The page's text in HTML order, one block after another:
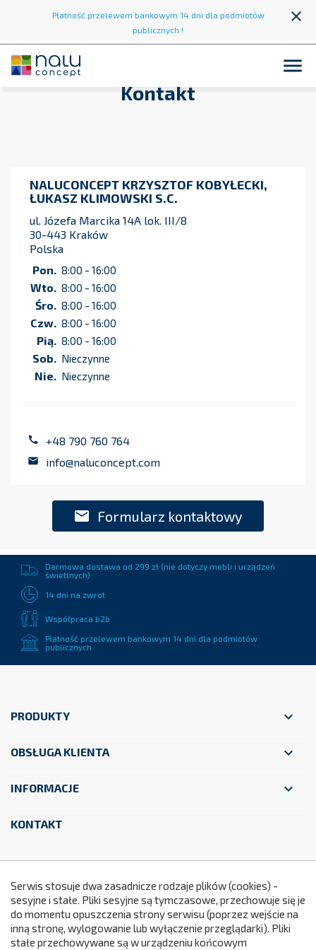
Płatność przelewem bankowym 14 dni dla podmiotów
publicznych !
close

Kontakt
NALUCONCEPT KRZYSZTOF KOBYŁECKI,
ŁUKASZ KLIMOWSKI S.C.
ul. Józefa Marcika 14A lok. III/8
30-443 Kraków
Polska
Pon. 8:00 - 16:00
Wto. 8:00 - 16:00
Śro. 8:00 - 16:00
Czw. 8:00 - 16:00
Pią. 8:00 - 16:00
Sob. Nieczynne
Nie. Nieczynne
 +48 790 760 764
 info@naluconcept.com
 Formularz kontaktowy
Darmowa dostawa od 299 zł (nie dotyczy mebli i urządzeń
świetlnych)
14 dni na zwrot
Współpraca b2b
Płatność przelewem bankowym 14 dni dla podmiotów
publicznych
PRODUKTY 
OBSŁUGA KLIENTA 
INFORMACJE 
KONTAKT
Serwis stosuje dwa zasadnicze rodzaje plików (cookies) -
sesyjne i stałe. Pliki sesyjne są tymczasowe, przechowuje się je
do momentu opuszczenia strony serwisu (poprzez wejście na
inną stronę, wylogowanie lub wyłączenie przeglądarki). Pliki
stałe przechowywane są w urządzeniu końcowym